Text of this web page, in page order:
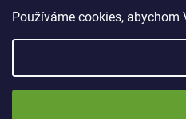
Používáme cookies,